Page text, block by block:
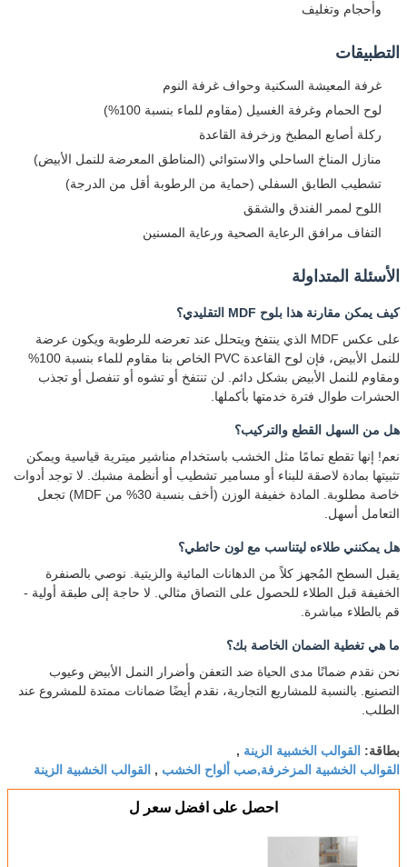
وأحجام وتغليف
التطبيقات
غرفة المعيشة السكنية وحواف غرفة النوم
لوح الحمام وغرفة الغسيل (مقاوم للماء بنسبة 100%)
ركلة أصابع المطبخ وزخرفة القاعدة
منازل المناخ الساحلي والاستوائي (المناطق المعرضة للنمل الأبيض)
تشطيب الطابق السفلي (حماية من الرطوبة أقل من الدرجة)
اللوح لممر الفندق والشقق
التفاف مرافق الرعاية الصحية ورعاية المسنين
الأسئلة المتداولة
كيف يمكن مقارنة هذا بلوح MDF التقليدي؟
على عكس MDF الذي ينتفخ ويتحلل عند تعرضه للرطوبة ويكون عرضة
للنمل الأبيض، فإن لوح القاعدة PVC الخاص بنا مقاوم للماء بنسبة 100%
ومقاوم للنمل الأبيض بشكل دائم. لن تنتفخ أو تشوه أو تنفصل أو تجذب
الحشرات طوال فترة خدمتها بأكملها.
هل من السهل القطع والتركيب؟
نعم! إنها تقطع تمامًا مثل الخشب باستخدام مناشير ميترية قياسية ويمكن
تثبيتها بمادة لاصقة للبناء أو مسامير تشطيب أو أنظمة مشبك. لا توجد أدوات
خاصة مطلوبة. المادة خفيفة الوزن (أخف بنسبة 30% من MDF) تجعل
التعامل أسهل.
هل يمكنني طلاءه ليتناسب مع لون حائطي؟
يقبل السطح المُجهز كلاً من الدهانات المائية والزيتية. نوصي بالصنفرة
الخفيفة قبل الطلاء للحصول على التصاق مثالي. لا حاجة إلى طبقة أولية -
قم بالطلاء مباشرة.
ما هي تغطية الضمان الخاصة بك؟
نحن نقدم ضمانًا مدى الحياة ضد التعفن وأضرار النمل الأبيض وعيوب
التصنيع. بالنسبة للمشاريع التجارية، نقدم أيضًا ضمانات ممتدة للمشروع عند
الطلب.
بطاقة: القوالب الخشبية الزينة ,
القوالب الخشبية المزخرفة,صب ألواح الخشب , القوالب الخشبية الزينة
احصل على افضل سعر ل